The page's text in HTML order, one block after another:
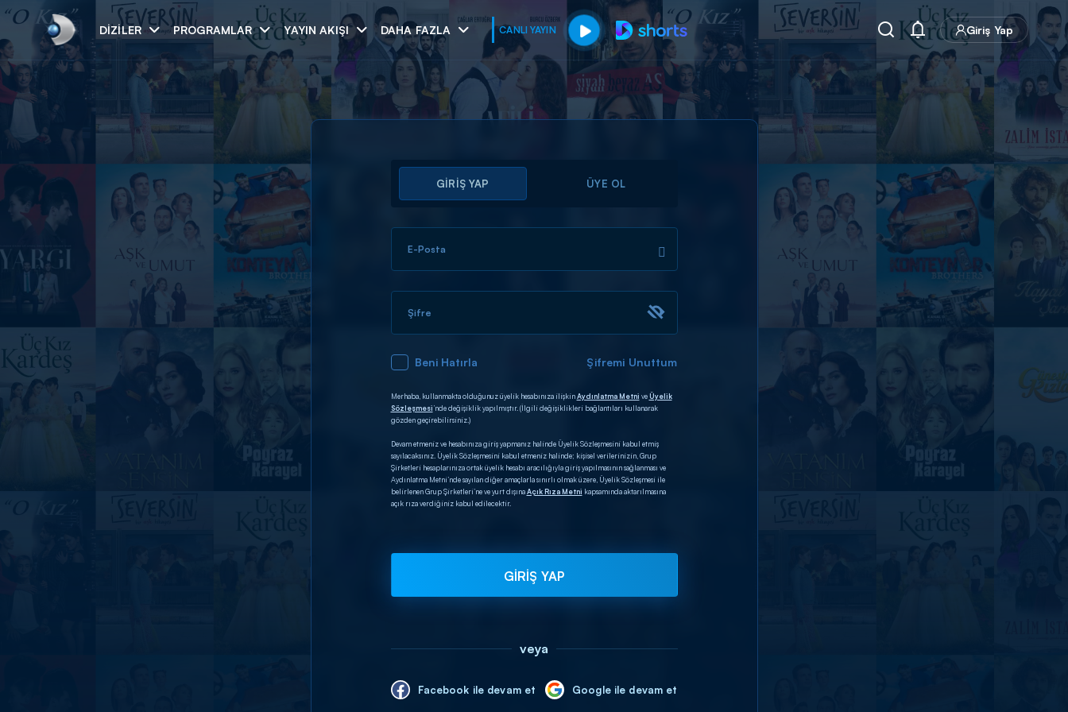
DIZILER PROGRAMLAR YAYIN AKIŞI DAHA FAZLA CANLI YAYIN Giriş Yap
Arama
ARAMA SONUÇLARI
GİRİŞ YAP ÜYE OL
E-Posta
Şifre
Beni Hatırla Şifremi Unuttum
Merhaba, kullanmakta olduğunuz üyelik hesabınıza ilişkinAydınlatma Metni veÜyelik
Sözleşmesi’nde değişiklik yapılmıştır. (İlgili değişiklikleri bağlantıları kullanarak
gözden geçirebilirsiniz.)
Devam etmeniz ve hesabınıza giriş yapmanız halinde Üyelik Sözleşmesini kabul etmiş
sayılacaksınız. Üyelik Sözleşmesini kabul etmeniz halinde; kişisel verilerinizin, Grup
Şirketleri hesaplarınıza ortak üyelik hesabı aracılığıyla giriş yapılmasının sağlanması ve
Aydınlatma Metni’nde sayılan diğer amaçlarla sınırlı olmak üzere, Üyelik Sözleşmesi ile
belirlenen Grup Şirketleri’ne ve yurt dışınaAçık Rıza Metni kapsamında aktarılmasına
açık rıza verdiğiniz kabul edilecektir.
GİRİŞ YAP
veya
Facebook ile devam et Google ile devam et